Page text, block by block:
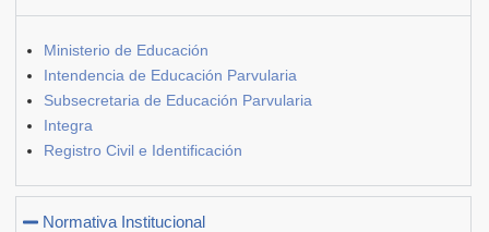
Ministerio de Educación
Intendencia de Educación Parvularia
Subsecretaria de Educación Parvularia
Integra
Registro Civil e Identificación
Normativa Institucional